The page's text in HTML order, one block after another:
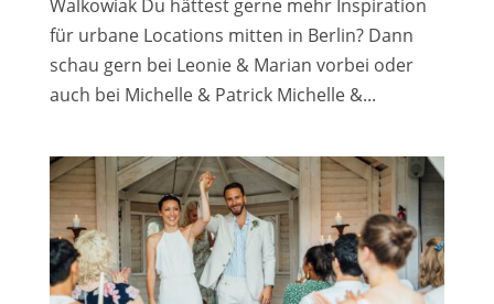
Walkowiak Du hättest gerne mehr Inspiration
für urbane Locations mitten in Berlin? Dann
schau gern bei Leonie & Marian vorbei oder
auch bei Michelle & Patrick Michelle &...